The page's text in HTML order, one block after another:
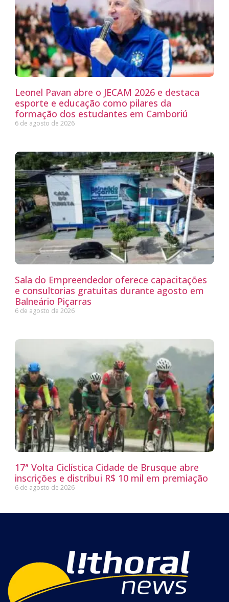
Leonel Pavan abre o JECAM 2026 e destaca
esporte e educação como pilares da
formação dos estudantes em Camboriú
6 de agosto de 2026
Sala do Empreendedor oferece capacitações
e consultorias gratuitas durante agosto em
Balneário Piçarras
6 de agosto de 2026
17ª Volta Ciclística Cidade de Brusque abre
inscrições e distribui R$ 10 mil em premiação
6 de agosto de 2026